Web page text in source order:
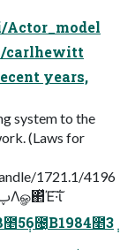
carlhewitt
years,
system to the
(Laws for
1721.1/4196
2/AI_WP_134A.pdf ڞײͰ͖·͢ʁ ͪΐͬͱ౰࣌ͷ༷ࢠΛௐ΂ͯΈ·͠ΐ͏